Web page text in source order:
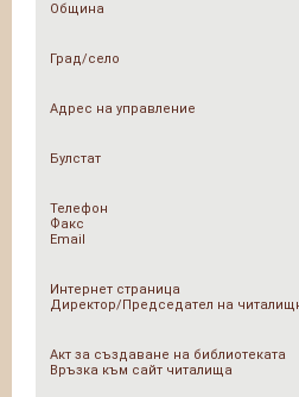
Община
Град/село
Адрес на управление
Булстат
Телефон
Факс
Email
Интернет страница
Директор/Председател на
Акт за създаване на библиотеката
Връзка към сайт читалища